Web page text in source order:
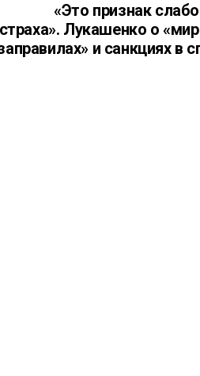
«Это признак
страха». Лукашенко о
и санкциях в